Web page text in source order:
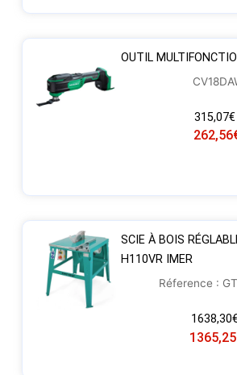
OUTIL
315,07€
262,56
SCIE À BOIS
H110VR IMER
Réference :
1638,30
1365,25